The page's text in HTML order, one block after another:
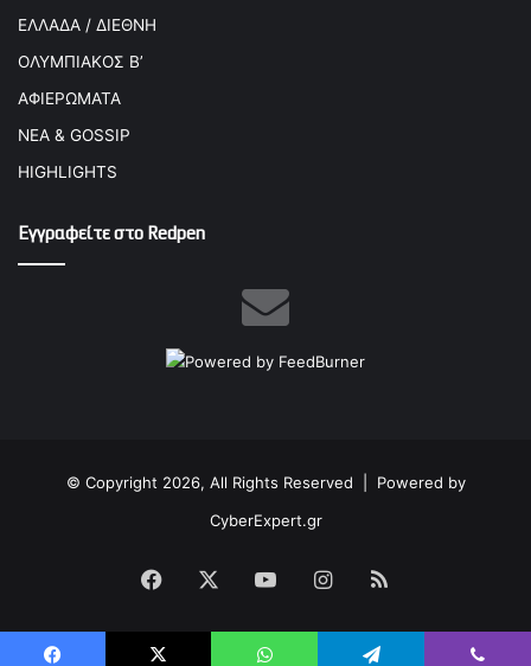
ΕΛΛΑΔΑ / ΔΙΕΘΝΗ
ΟΛΥΜΠΙΑΚΟΣ Β’
ΑΦΙΕΡΩΜΑΤΑ
ΝΕΑ & GOSSIP
HIGHLIGHTS
Εγγραφείτε στο Redpen
© Copyright 2026, All Rights Reserved | Powered by
CyberExpert.gr
Facebook YouTubeInstagram
RSS